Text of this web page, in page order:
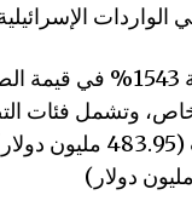
إن الارتفاع بنسبة